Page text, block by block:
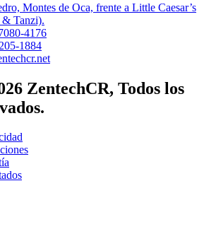
Montes de Oca, frente a Little Caesar’s
Tanzi).
4176
1884
ZentechCR, Todos los